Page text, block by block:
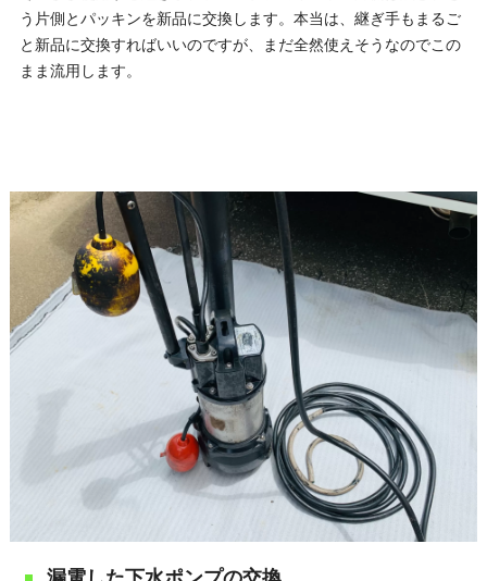
う片側とパッキンを新品に交換します。本当は、継ぎ手もまるご
と新品に交換すればいいのですが、まだ全然使えそうなのでこの
まま流用します。